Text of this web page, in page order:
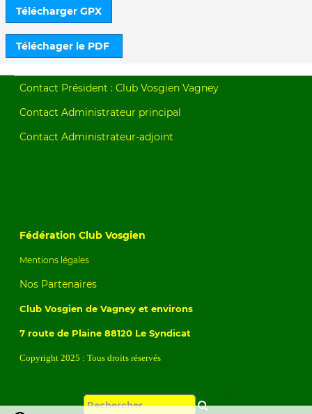
Télécharger GPX
Téléchager le PDF
Contact Président : Club Vosgien Vagney
Contact Administrateur principal
Contact Administrateur-adjoint
Fédération Club Vosgien
Mentions légales
Nos Partenaires
Club Vosgien de Vagney et environs
7 route de Plaine 88120 Le Syndicat
Copyright 2025 : Tous droits réservés